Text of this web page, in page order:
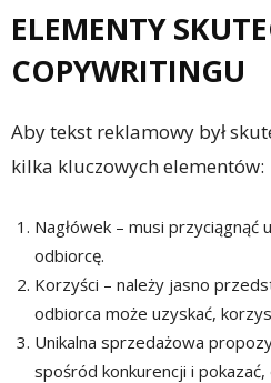
ELEMENTY
COPYWRITINGU
Aby tekst reklamowy był
kilka kluczowych elementów:
Nagłówek – musi przyciągnąć
odbiorcę.
Korzyści – należy jasno
odbiorca może uzyskać,
Unikalna sprzedażowa
spośród konkurencji i